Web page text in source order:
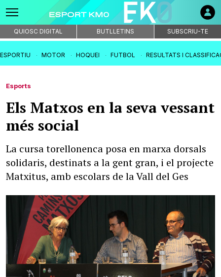
QUIOSC DIGITAL BUTLLETINS SUBSCRIU-TE
MOTOR HOQUEI FUTBOL RESULTATS I
Esports
Els Matxos en la seva vessant
més social
La cursa torellonenca posa en marxa dorsals
solidaris, destinats a la gent gran, i el projecte
Matxitus, amb escolars de la Vall del Ges